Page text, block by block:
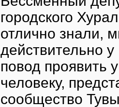
городского
отлично знали,
действительно
повод проявить
человеку,
сообщество